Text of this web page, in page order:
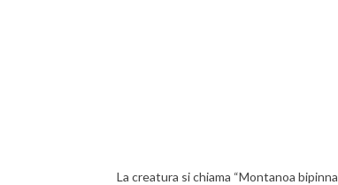
La creatura si chiama “Montanoa